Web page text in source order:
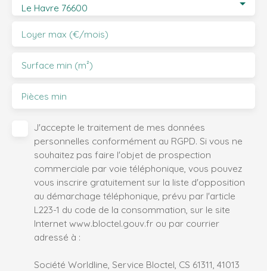
Le Havre 76600
Loyer max (€/mois)
Surface min (m²)
Pièces min
J'accepte le traitement de mes données
personnelles conformément au RGPD. Si vous ne
souhaitez pas faire l'objet de prospection
commerciale par voie téléphonique, vous pouvez
vous inscrire gratuitement sur la liste d'opposition
au démarchage téléphonique, prévu par l'article
L223-1 du code de la consommation, sur le site
Internet www.bloctel.gouv.fr ou par courrier
adressé à :
Société Worldline, Service Bloctel, CS 61311, 41013